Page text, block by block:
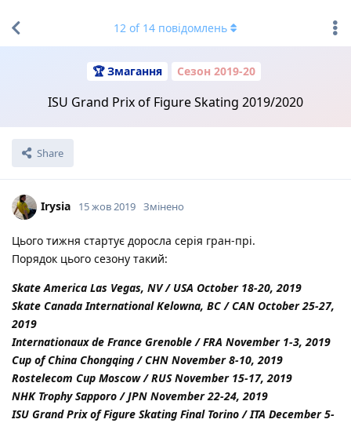
🏆 Змагання Сезон 2019-20
ISU Grand Prix of Figure Skating 2019/2020
Share
12 of 14 повідомлень
Irysia 15 жов 2019 Змінено
Цього тижня стартує доросла серія гран-прі.
Порядок цього сезону такий:
Skate America Las Vegas, NV / USA October 18-20, 2019
Skate Canada International Kelowna, BC / CAN October 25-27,
2019
Internationaux de France Grenoble / FRA November 1-3, 2019
Cup of China Chongqing / CHN November 8-10, 2019
Rostelecom Cup Moscow / RUS November 15-17, 2019
NHK Trophy Sapporo / JPN November 22-24, 2019
ISU Grand Prix of Figure Skating Final Torino / ITA December 5-